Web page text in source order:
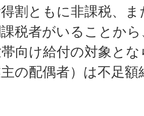
割ともに非課税、
税者がいることか
向け給付の対象と
主の配偶者）は不足